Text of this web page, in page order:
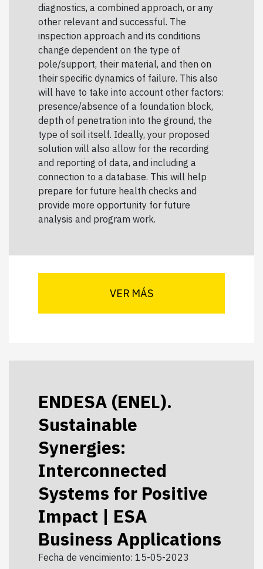
diagnostics, a combined approach, or any
other relevant and successful. The
inspection approach and its conditions
change dependent on the type of
pole/support, their material, and then on
their specific dynamics of failure. This also
will have to take into account other factors:
presence/absence of a foundation block,
depth of penetration into the ground, the
type of soil itself. Ideally, your proposed
solution will also allow for the recording
and reporting of data, and including a
connection to a database. This will help
prepare for future health checks and
provide more opportunity for future
analysis and program work.
VER MÁS
ENDESA (ENEL).
Sustainable
Synergies:
Interconnected
Systems for Positive
Impact | ESA
Business Applications
Fecha de vencimiento: 15-05-2023